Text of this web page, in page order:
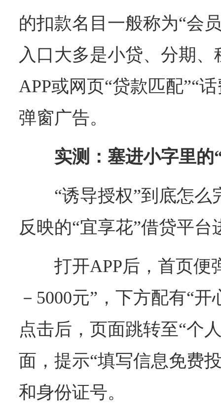
的扣款名目一般称为“会
入口大多是小贷、分期
APP或网页“贷款匹配”“
弹窗广告。
实测：塞进小字里的
“诱导授权”到底怎
反映的“宜享花”借贷平台
打开APP后，首页便
－5000元”，下方配有“
点击后，页面跳转至“个
面，提示“填写信息免费
和身份证号。